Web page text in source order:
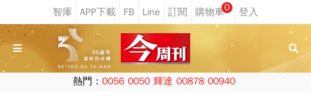
0
熱門： 0056 0050 輝達 00878 00940